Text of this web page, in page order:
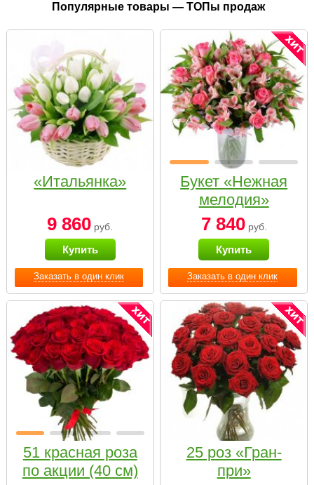
Популярные товары — ТОПы продаж
Заказать в один клик
«Итальянка»
9 860 руб.
Купить
Заказать в один клик
Букет «Нежная
мелодия»
7 840руб.
Купить
51 красная роза
по акции (40 см)
25 роз «Гран-
при»